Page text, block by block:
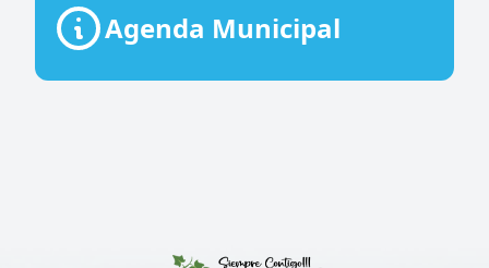
Agenda Municipal